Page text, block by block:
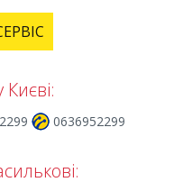
0636952299